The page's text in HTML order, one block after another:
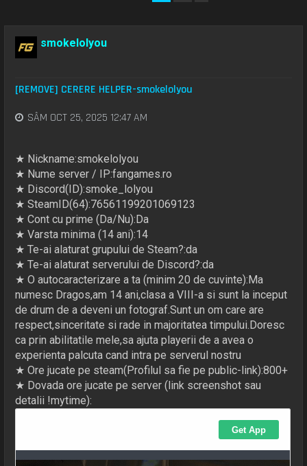
smokelolyou
[REMOVE] CERERE HELPER-smokelolyou
SÂM OCT 25, 2025 12:47 AM
★ Nickname:smokelolyou
★ Nume server / IP:fangames.ro
★ Discord(ID):smoke_lolyou
★ SteamID(64):76561199201069123
★ Cont cu prime (Da/Nu):Da
★ Varsta minima (14 ani):14
★ Te-ai alaturat grupului de Steam?:da
★ Te-ai alaturat serverului de Discord?:da
★ O autocaracterizare a ta (minim 20 de cuvinte):Ma
numesc Dragos,am 14 ani,clasa a VIII-a si sunt la inceput
de drum de a deveni un fotograf.Sunt un om care are
respect,sinceritate si rade in majoritatea timpului.Doresc
ca prin abilitatile mele,sa ajuta playerii de a avea o
experienta palcuta cand intra pe serverul nostru
★ Ore jucate pe steam(Profilul sa fie pe public-link):800+
★ Dovada ore jucate pe server (link screenshot sau
detalii !mytime):